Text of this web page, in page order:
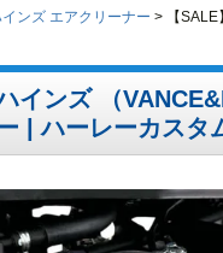
ンズ エアクリーナー
【
インズ （
| ハーレーカスタ